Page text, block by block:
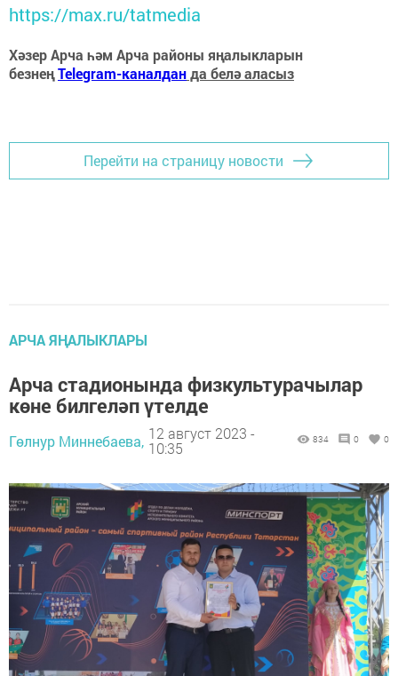
https://max.ru/tatmedia
Хәзер Арча һәм Арча районы яңалыкларын
безнеңTelegram-каналданда белә аласыз
Перейти на страницу новости
АРЧА ЯҢАЛЫКЛАРЫ
Арча стадионында физкультурачылар
көне билгеләп үтелде
Гөлнур Миннебаева, 12 август 2023 -
10:35
834 0 0